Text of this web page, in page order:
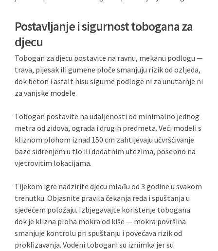
Postavljanje i sigurnost tobogana za
djecu
Tobogan za djecu postavite na ravnu, mekanu podlogu —
trava, pijesak ili gumene ploče smanjuju rizik od ozljeda,
dok beton i asfalt nisu sigurne podloge ni za unutarnje ni
za vanjske modele.
Tobogan postavite na udaljenosti od minimalno jednog
metra od zidova, ograda i drugih predmeta. Veći modeli s
kliznom plohom iznad 150 cm zahtijevaju učvršćivanje
baze sidrenjem u tlo ili dodatnim utezima, posebno na
vjetrovitim lokacijama.
Tijekom igre nadzirite djecu mlađu od 3 godine u svakom
trenutku. Objasnite pravila čekanja reda i spuštanja u
sjedećem položaju. Izbjegavajte korištenje tobogana
dok je klizna ploha mokra od kiše — mokra površina
smanjuje kontrolu pri spuštanju i povećava rizik od
proklizavanja. Vodeni tobogani su iznimka jer su